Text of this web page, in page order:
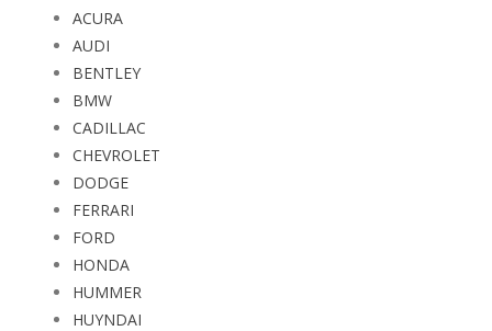
ACURA
AUDI
BENTLEY
BMW
CADILLAC
CHEVROLET
DODGE
FERRARI
FORD
HONDA
HUMMER
HUYNDAI